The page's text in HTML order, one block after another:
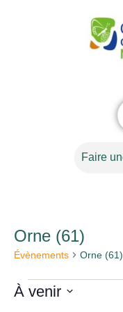
Orne (61)
Évènements Orne (61)
Évènements
À venir